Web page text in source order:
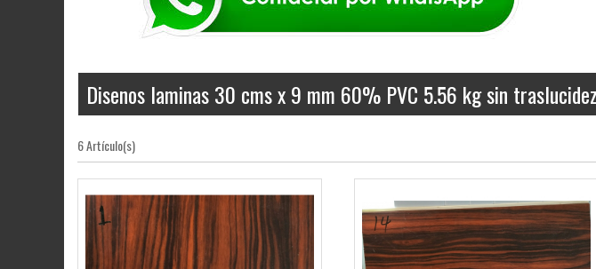
Disenos laminas 30 cms x 9 mm 60% PVC 5.56 kg sin
6 Artículo(s)